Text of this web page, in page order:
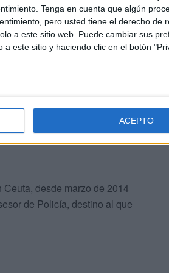
Tenga en cuenta que algún
pero usted tiene el derecho de
a este sitio web. Puede cambiar sus
este sitio y haciendo clic en el botón
ACEPTO
posesión de su timón a
cuando llegó a la ciudad
se fue para hacerse
desde marzo de 2014
de Policía, destino al que